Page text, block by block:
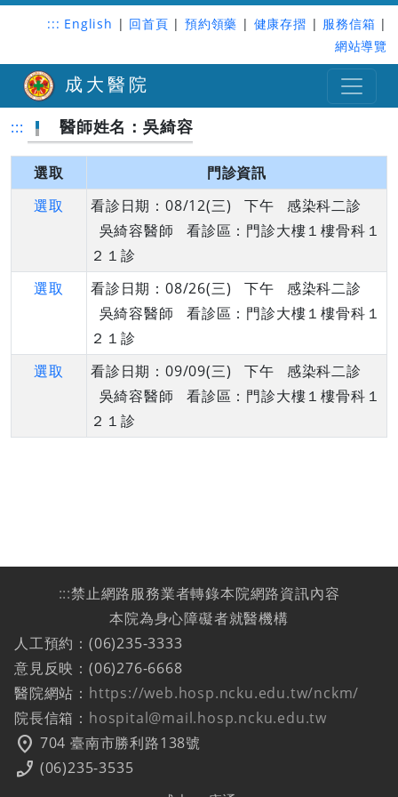
::: English | 回首頁 | 預約領藥 | 健康存摺 | 服務信箱 |
網站導覽
成大醫院
::: 醫師姓名：吳綺容
選取
門診資訊
選取
看診日期：08/12(三) 下午 感染科二診
吳綺容醫師 看診區：門診大樓１樓骨科１
２１診
選取
看診日期：08/26(三) 下午 感染科二診
吳綺容醫師 看診區：門診大樓１樓骨科１
２１診
選取
看診日期：09/09(三) 下午 感染科二診
吳綺容醫師 看診區：門診大樓１樓骨科１
２１診
:::禁止網路服務業者轉錄本院網路資訊內容
本院為身心障礙者就醫機構
人工預約：(06)235-3333
意見反映：(06)276-6668
醫院網站： https://web.hosp.ncku.edu.tw/nckm/
院長信箱： hospital@mail.hosp.ncku.edu.tw
location_on 704 臺南市勝利路138號
phone_enabled (06)235-3535